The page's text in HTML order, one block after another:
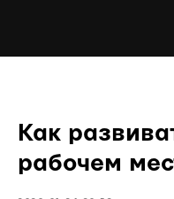
Как
рабочем